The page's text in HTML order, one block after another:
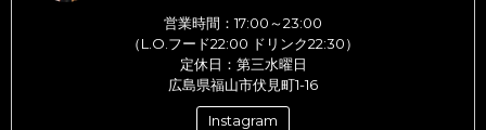
営業時間：17:00～23:00
（L.O.フード22:00 ドリンク22:30）
定休日：第三水曜日
広島県福山市伏見町1-16
Instagram